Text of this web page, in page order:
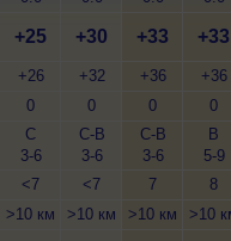
+25
+26
0
С
3-6
<7
>10 км
+30
+32
0
С-В
3-6
<7
>10 км
+33
+36
0
С-В
3-6
7
>10 км
+33
+36
0
В
5-9
8
>10